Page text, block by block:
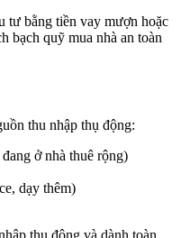
tư bằng tiền vay mượn hoặc
bạch quỹ mua nhà an toàn
thu nhập thụ động:
ở nhà thuê rộng)
dạy thêm)
thụ động và dành toàn